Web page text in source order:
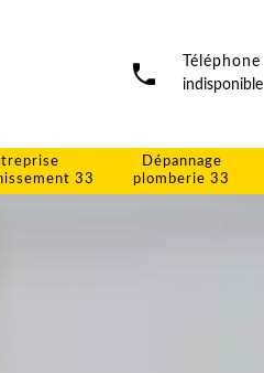
Téléphone
indisponible
33
Dépannage
plomberie 33